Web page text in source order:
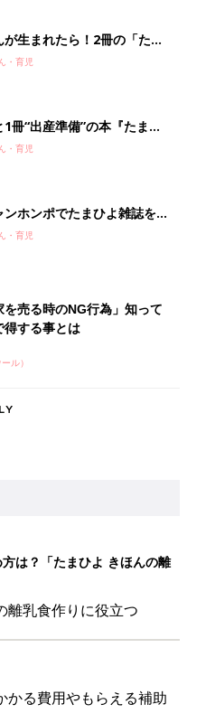
が生まれたら！2冊の「たま
・育児
1冊“出産準備”の本『たまご
号』〈スペシャル大特集〉
・育児
ンホンポでたまひよ雑誌を買
ト10倍【期間限定】
・育児
を売る時のNG行為」知って
得する事とは
ル）
は？「たまひよ きほんの離
離乳食作りに役立つ
かる費用やもらえる補助